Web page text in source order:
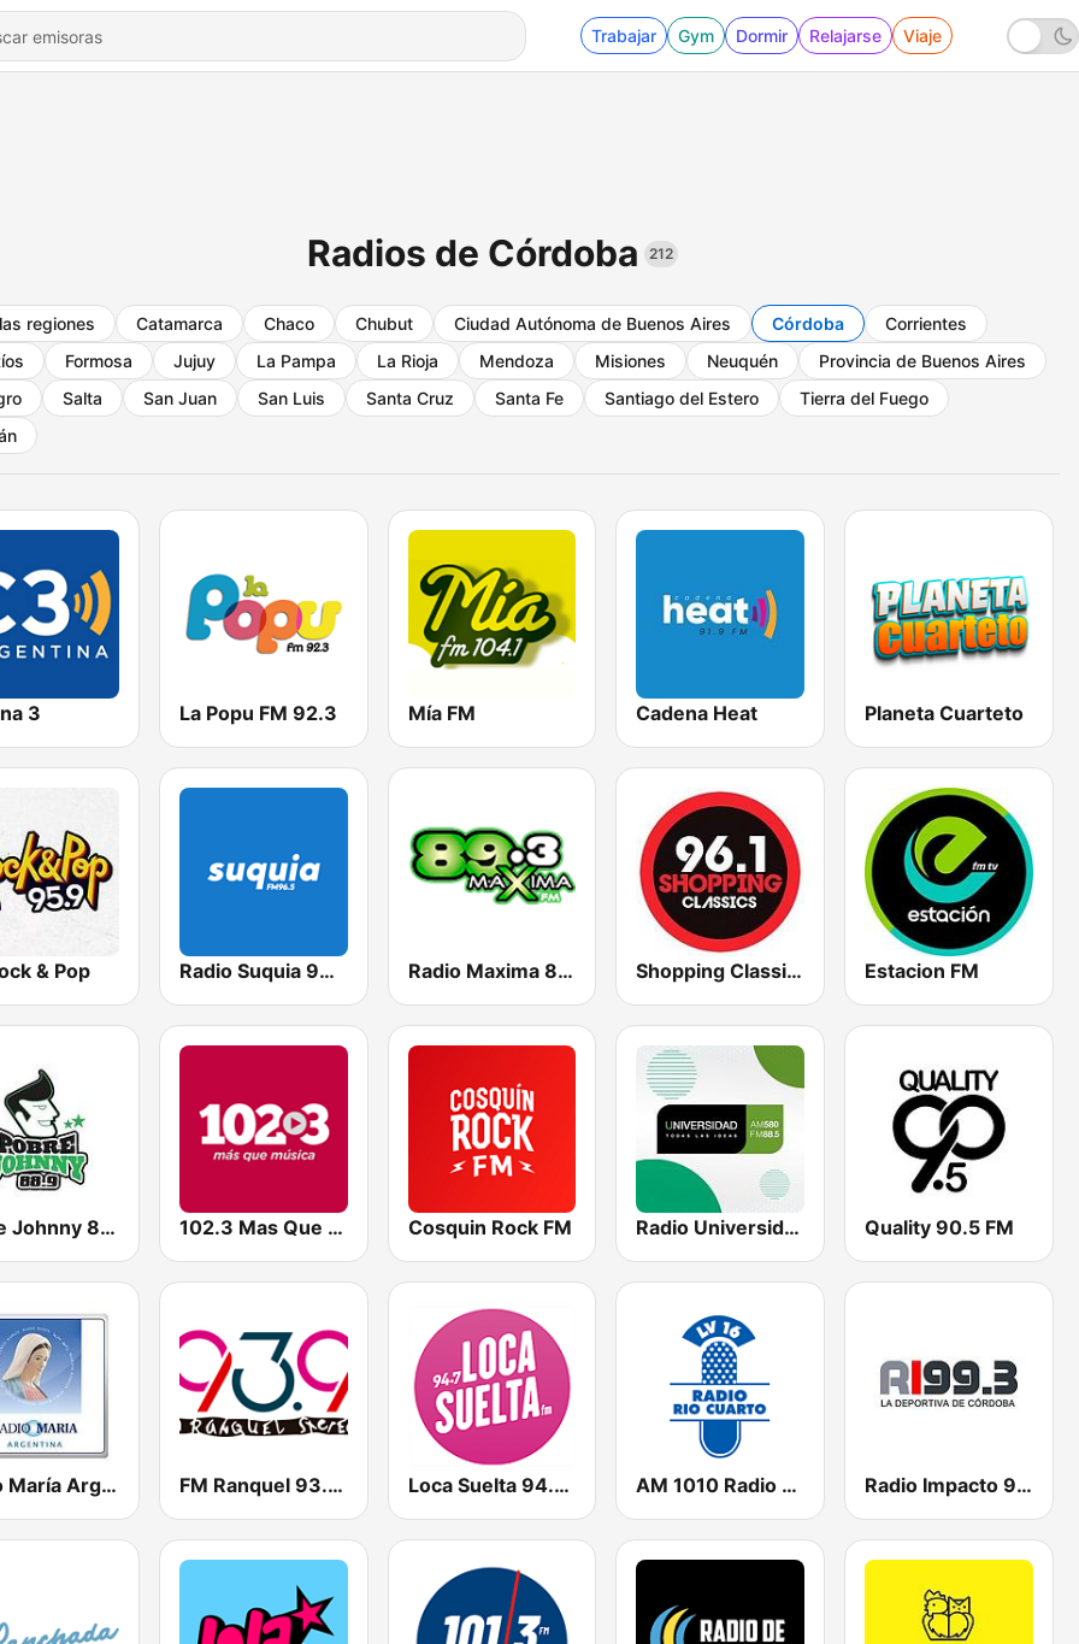
Trabajar Gym Dormir Relajarse Viaje
Radios de Córdoba 212
regiones Catamarca Chaco Chubut Ciudad Autónoma de Buenos Aires Córdoba
Corrientes
Formosa Jujuy La Pampa La Rioja Mendoza Misiones Neuquén
Provincia de Buenos Aires
Salta San Juan San Luis Santa Cruz Santa Fe Santiago del Estero
Tierra del Fuego
3 La Popu FM 92.3 Mía FM Cadena Heat Planeta Cuarteto
& Pop Radio Suquia 96.5 FM Radio Maxima 89.3 Shopping Classics 96.1 FM Estacion FM
Pobre Johnny 88.9 FM 102.3 Mas Que Musica Cosquin Rock FM Radio Universidad de Córdoba Quality 90.5 FM
Radio María Argentina FM Ranquel 93.9 Radio Loca Suelta 94.7 FM AM 1010 Radio Rio Cuarto Radio Impacto 99.3 FM